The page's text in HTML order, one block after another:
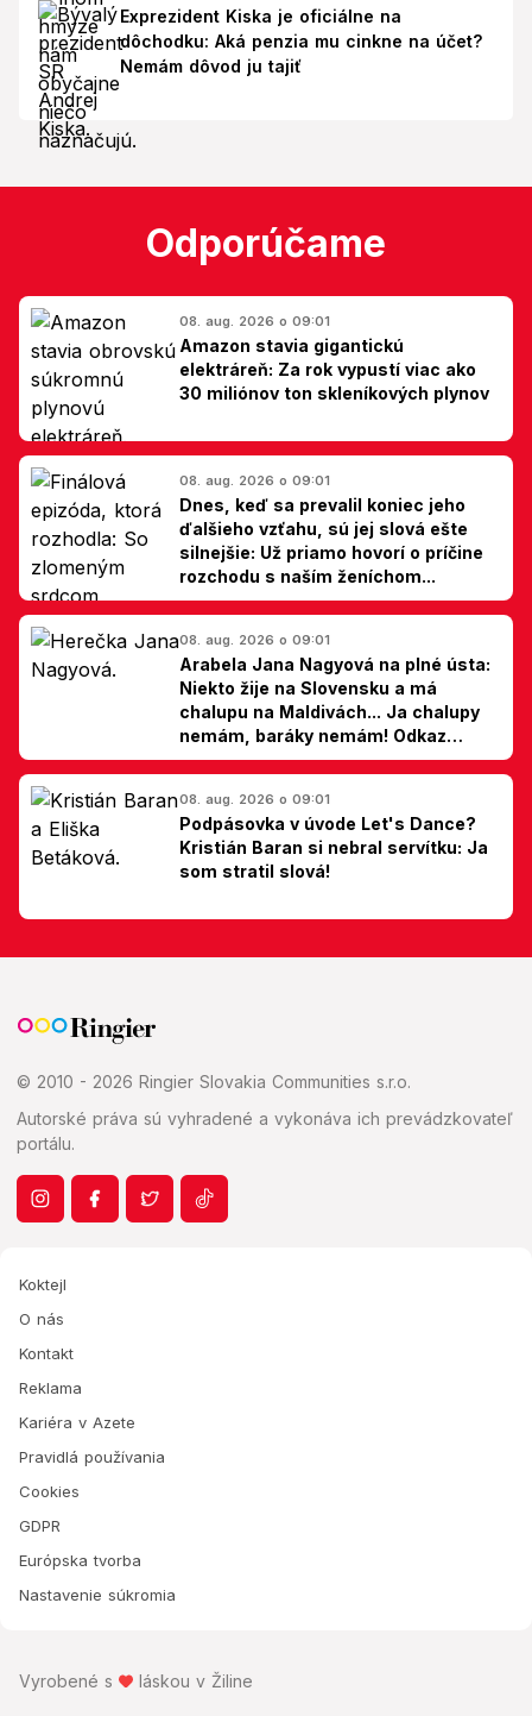
Exprezident Kiska je oficiálne na
dôchodku: Aká penzia mu cinkne na účet?
Nemám dôvod ju tajiť
Odporúčame
08. aug. 2026 o 09:01
Amazon stavia gigantickú
elektráreň: Za rok vypustí viac ako
30 miliónov ton skleníkových plynov
08. aug. 2026 o 09:01
Dnes, keď sa prevalil koniec jeho
ďalšieho vzťahu, sú jej slová ešte
silnejšie: Už priamo hovorí o príčine
rozchodu s naším ženíchom...
08. aug. 2026 o 09:01
Arabela Jana Nagyová na plné ústa:
Niekto žije na Slovensku a má
chalupu na Maldivách... Ja chalupy
nemám, baráky nemám! Odkaz
Slovákom
08. aug. 2026 o 09:01
Podpásovka v úvode Let's Dance?
Kristián Baran si nebral servítku: Ja
som stratil slová!
© 2010 - 2026 Ringier Slovakia Communities s.r.o.
Autorské práva sú vyhradené a vykonáva ich prevádzkovateľ
portálu.
Koktejl
O nás
Kontakt
Reklama
Kariéra v Azete
Pravidlá používania
Cookies
GDPR
Európska tvorba
Nastavenie súkromia
Vyrobené s láskou v Žiline